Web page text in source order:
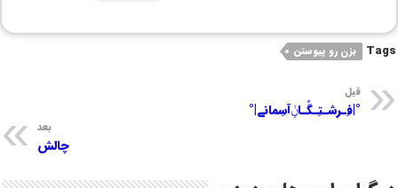
Tags بزن رو پیوستن
قبل
°|فِـرشـتِـگًـاݩِِ‌آسِمانے|°
بعد
چالش